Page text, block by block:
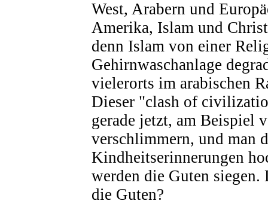
West, Arabern und
Amerika, Islam und
denn Islam von einer
Gehirnwaschanlage
vielerorts im arabischen
Dieser "clash of
gerade jetzt, am Beispiel
verschlimmern, und man
Kindheitserinnerungen
werden die Guten siegen.
die Guten?